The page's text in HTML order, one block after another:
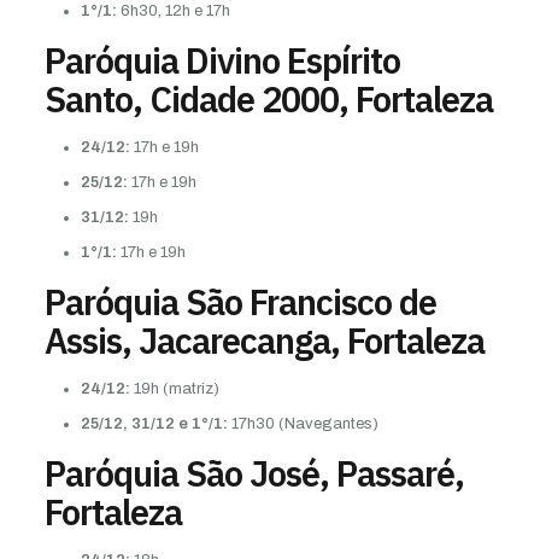
1°/1: 6h30, 12h e 17h
Paróquia Divino Espírito
Santo, Cidade 2000, Fortaleza
24/12: 17h e 19h
25/12: 17h e 19h
31/12: 19h
1°/1: 17h e 19h
Paróquia São Francisco de
Assis, Jacarecanga, Fortaleza
24/12: 19h (matriz)
25/12, 31/12 e 1°/1: 17h30 (Navegantes)
Paróquia São José, Passaré,
Fortaleza